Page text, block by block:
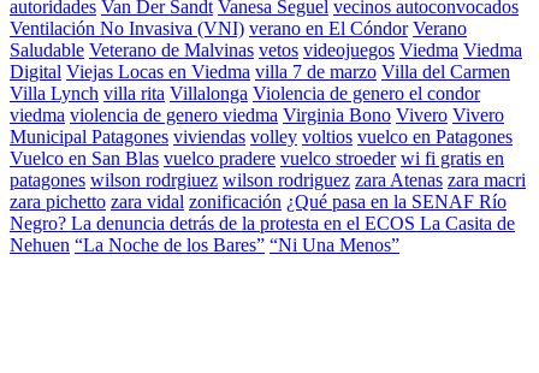
autoridades Van Der Sandt Vanesa Seguel vecinos autoconvocados
Ventilación No Invasiva (VNI) verano en El Cóndor Verano
Saludable Veterano de Malvinas vetos videojuegos Viedma Viedma
Digital Viejas Locas en Viedma villa 7 de marzo Villa del Carmen
Villa Lynch villa rita Villalonga Violencia de genero el condor
viedma violencia de genero viedma Virginia Bono Vivero Vivero
Municipal Patagones viviendas volley voltios vuelco en Patagones
Vuelco en San Blas vuelco pradere vuelco stroeder wi fi gratis en
patagones wilson rodrgiuez wilson rodriguez zara Atenas zara macri
zara pichetto zara vidal zonificación ¿Qué pasa en la SENAF Río
Negro? La denuncia detrás de la protesta en el ECOS La Casita de
Nehuen “La Noche de los Bares” “Ni Una Menos”